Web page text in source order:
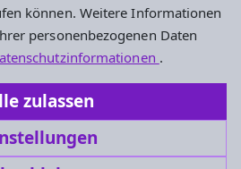
können. Weitere Informationen
personenbezogenen Daten
.
zulassen
helfen wir Ihnen gerne